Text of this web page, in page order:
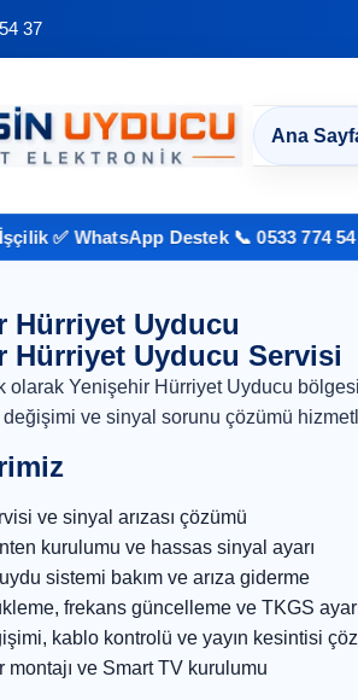
37
Ana
✅ WhatsApp Destek 📞 0533 774 54 37
Hürriyet Uyducu
Hürriyet Uyducu Servisi
olarak Yenişehir Hürriyet Uyducu
ve sinyal sorunu çözümü
ve sinyal arızası çözümü
kurulumu ve hassas sinyal ayarı
sistemi bakım ve arıza giderme
frekans güncelleme ve TKGS
kablo kontrolü ve yayın kesintisi
montajı ve Smart TV kurulumu